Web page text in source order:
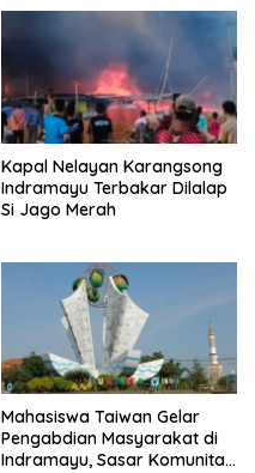
Kapal Nelayan Karangsong
Indramayu Terbakar Dilalap
Si Jago Merah
Mahasiswa Taiwan Gelar
Pengabdian Masyarakat di
Indramayu, Sasar Komunitas